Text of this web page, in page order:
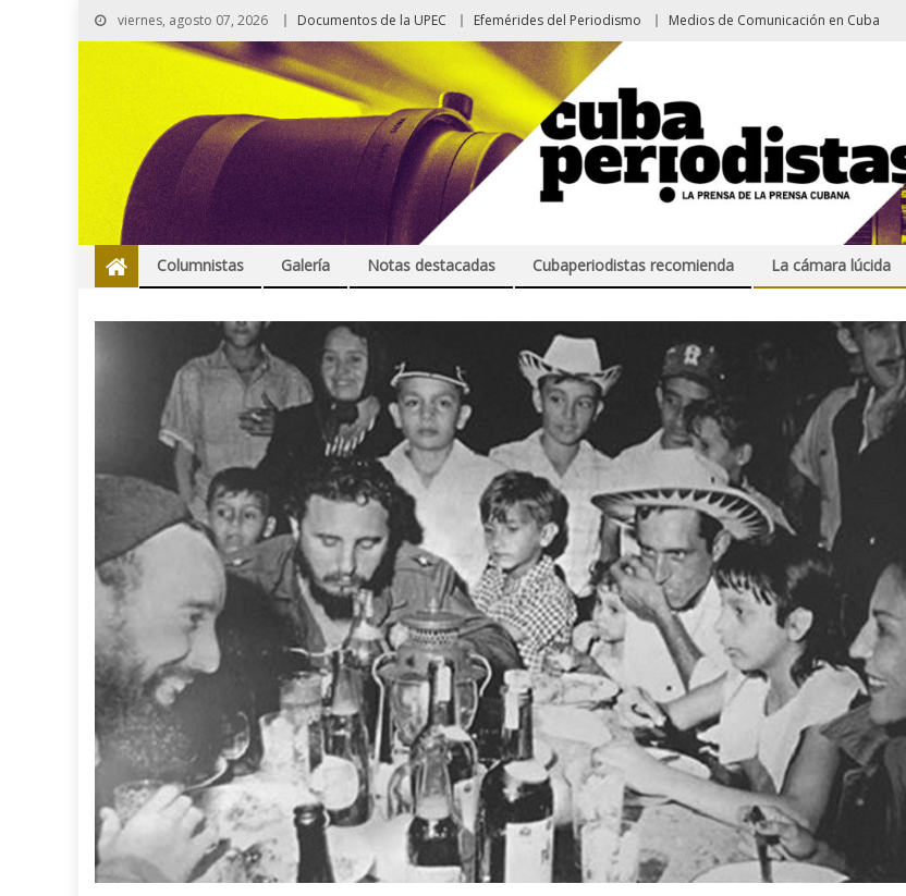
viernes, agosto 07, 2026 Documentos de la UPEC Efemérides del Periodismo Medios de Comunicación en Cuba
Columnistas Galería Notas destacadas Cubaperiodistas recomienda La cámara lúcida